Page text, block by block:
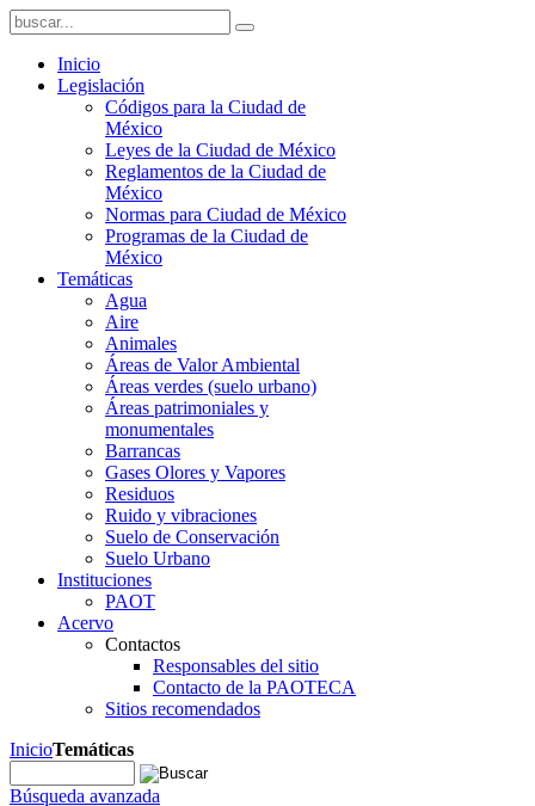
Inicio
Legislación
Códigos para la Ciudad de
México
Leyes de la Ciudad de México
Reglamentos de la Ciudad de
México
Normas para Ciudad de México
Programas de la Ciudad de
México
Temáticas
Agua
Aire
Animales
Áreas de Valor Ambiental
Áreas verdes (suelo urbano)
Áreas patrimoniales y
monumentales
Barrancas
Gases Olores y Vapores
Residuos
Ruido y vibraciones
Suelo de Conservación
Suelo Urbano
Instituciones
PAOT
Acervo
Contactos
Responsables del sitio
Contacto de la PAOTECA
Sitios recomendados
InicioTemáticas
Búsqueda avanzada